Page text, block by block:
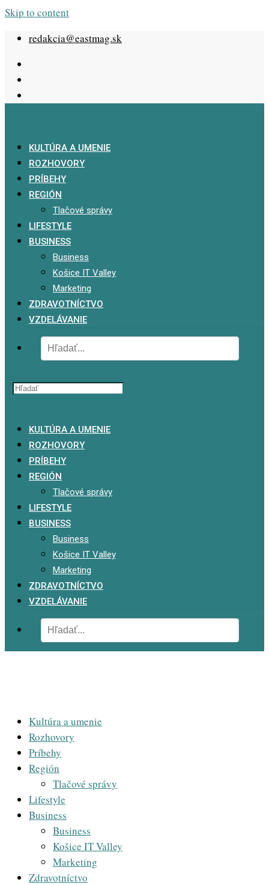
Skip to content
redakcia@eastmag.sk
KULTÚRA A UMENIE
ROZHOVORY
PRÍBEHY
REGIÓN
Tlačové správy
LIFESTYLE
BUSINESS
Business
Košice IT Valley
Marketing
ZDRAVOTNÍCTVO
VZDELÁVANIE
KULTÚRA A UMENIE
ROZHOVORY
PRÍBEHY
REGIÓN
Tlačové správy
LIFESTYLE
BUSINESS
Business
Košice IT Valley
Marketing
ZDRAVOTNÍCTVO
VZDELÁVANIE
Kultúra a umenie
Rozhovory
Príbehy
Región
Tlačové správy
Lifestyle
Business
Business
Košice IT Valley
Marketing
Zdravotníctvo